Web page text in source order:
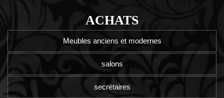
ACHATS
Meubles anciens et modernes
salons
secrétaires